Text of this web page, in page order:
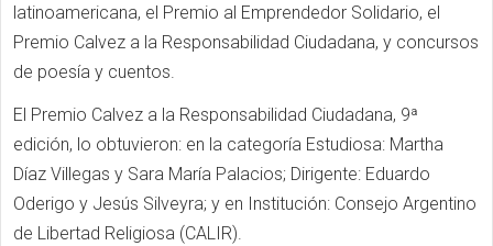
latinoamericana, el Premio al Emprendedor Solidario, el
Premio Calvez a la Responsabilidad Ciudadana, y concursos
de poesía y cuentos.
El Premio Calvez a la Responsabilidad Ciudadana, 9ª
edición, lo obtuvieron: en la categoría Estudiosa: Martha
Díaz Villegas y Sara María Palacios; Dirigente: Eduardo
Oderigo y Jesús Silveyra; y en Institución: Consejo Argentino
de Libertad Religiosa (CALIR).